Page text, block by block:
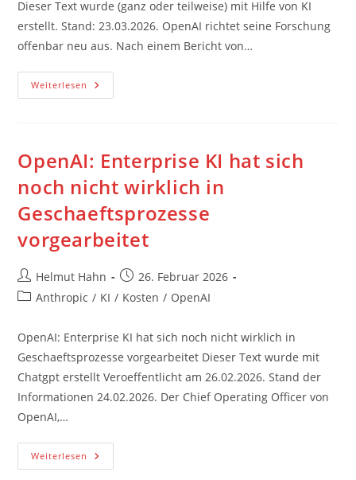
Dieser Text wurde (ganz oder teilweise) mit Hilfe von KI
erstellt. Stand: 23.03.2026. OpenAI richtet seine Forschung
offenbar neu aus. Nach einem Bericht von…
Weiterlesen OpenAI
Will
Aufbauen
OpenAI: Enterprise KI hat sich
noch nicht wirklich in
Geschaeftsprozesse
vorgearbeitet
Beitrags-
Autor:
Helmut Hahn
Beitrag
veröffentlicht:
26. Februar 2026
Beitrags-
Anthropic / KI / Kosten / OpenAI
OpenAI: Enterprise KI hat sich noch nicht wirklich in
Geschaeftsprozesse vorgearbeitet Dieser Text wurde mit
Chatgpt erstellt Veroeffentlicht am 26.02.2026. Stand der
Informationen 24.02.2026. Der Chief Operating Officer von
OpenAI,…
Weiterlesen OpenAI:
Enterprise